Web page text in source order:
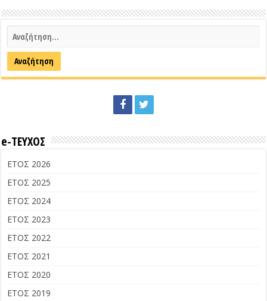
e-ΤΕΥΧΟΣ
ΕΤΟΣ 2026
ΕΤΟΣ 2025
ΕΤΟΣ 2024
ΕΤΟΣ 2023
ΕΤΟΣ 2022
ΕΤΟΣ 2021
ΕΤΟΣ 2020
ΕΤΟΣ 2019